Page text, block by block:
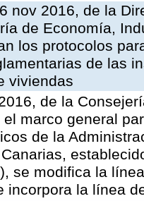
nov 2016, de la
de Economía,
los protocolos
de las
viviendas
de la
marco general
de la
se modifica la
incorpora la línea